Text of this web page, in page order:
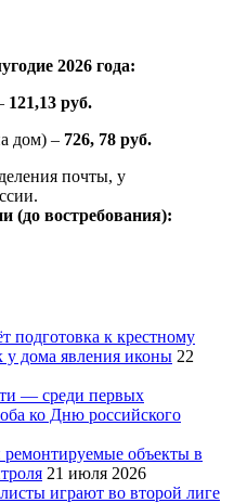
2026 года:
121,13 руб.
дом) – 726, 78 руб.
почты, у
(до востребования):
к крестному
у дома явления иконы 22
— среди первых
ко Дню российского
объекты в
21 июля 2026
играют во второй лиге